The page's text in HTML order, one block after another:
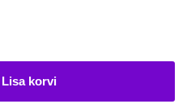
Lisa korvi